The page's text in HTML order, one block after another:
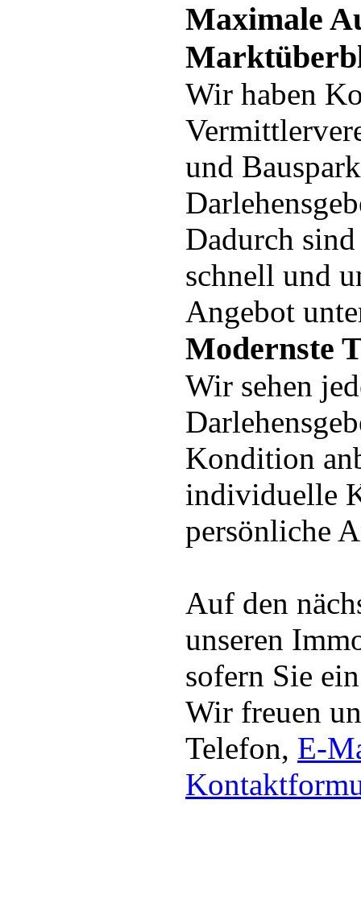
Maximale
Wir haben
und
Dadurch
schnell und
Angebot
Modernste
Wir sehen
Kondition
individuelle
persönliche
Auf den
unseren
sofern Sie
Wir freuen
Telefon, E-